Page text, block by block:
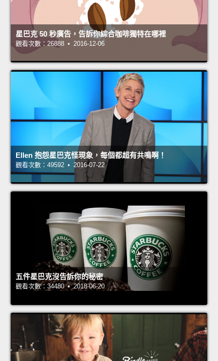
星巴克 50 秒廣告，告訴你綜合咖啡獨特在哪裡
觀看次數：26888 • 2016-12-06
Ellen 抱怨星巴克怪現象，每個都超有共鳴啊！
觀看次數：49592 • 2016-07-22
五件星巴克沒告訴你的秘密
觀看次數：34480 • 2018-06-20